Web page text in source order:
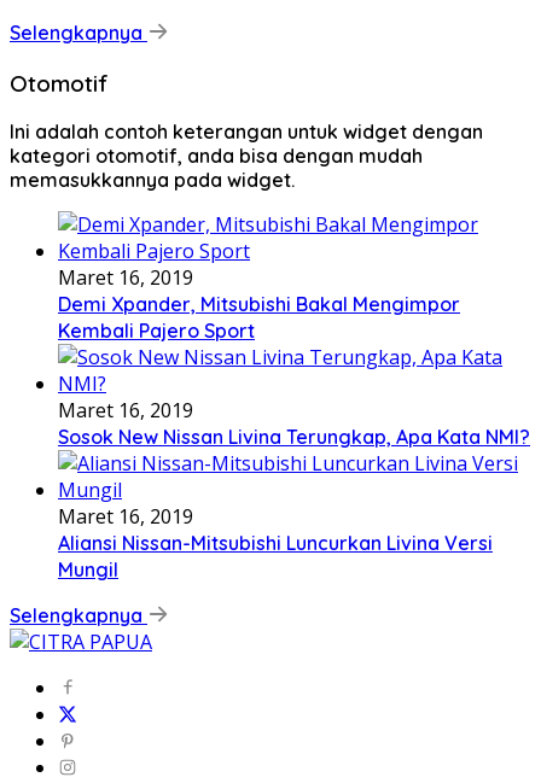
Selengkapnya
Otomotif
Ini adalah contoh keterangan untuk widget dengan
kategori otomotif, anda bisa dengan mudah
memasukkannya pada widget.
Maret 16, 2019
Demi Xpander, Mitsubishi Bakal Mengimpor
Kembali Pajero Sport
Maret 16, 2019
Sosok New Nissan Livina Terungkap, Apa Kata NMI?
Maret 16, 2019
Aliansi Nissan-Mitsubishi Luncurkan Livina Versi
Mungil
Selengkapnya